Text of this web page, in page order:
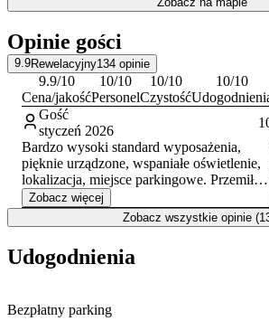
znajomych. Jeden z lokali mieści się na
młodszych gości, może być dostępna w
konsola do gier.
Opinie gości
9.9Rewelacyjny134 opinie
9.9/10
Cena/jakość
10/10
Personel
10/10
Czystość
10/10
Gość
styczeń 2026
Bardzo wysoki standard wyposażenia,
pięknie urządzone, wspaniałe oświetlenie,
lokalizacja, miejsce parkingowe. Przemiła
właścicielka dbająca o satysfakcję gości.
Powitalne wino, nawet kawa do ekspresu,
herbata i cukier. Na pewno tu wrócimy.
Zobacz więcej
Zobacz wszystkie opinie
Udogodnienia
Bezpłatny parking